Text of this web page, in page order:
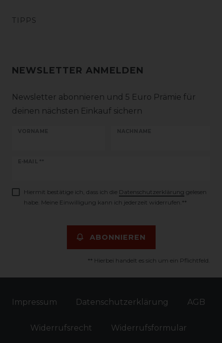
TIPPS
NEWSLETTER ANMELDEN
Newsletter abonnieren und 5 Euro Prämie für
deinen nächsten Einkauf sichern
VORNAME NACHNAME
E-MAIL **
Newsletter
Hiermit bestätige ich, dass ich die Daten­schutz­erklärung gelesen
habe. Meine Einwilligung kann ich jederzeit widerrufen.**
ABONNIEREN
** Hierbei handelt es sich um ein Pflichtfeld.
Impressum Daten­schutz­erklärung AGB
Widerrufs­recht Widerrufs­formular